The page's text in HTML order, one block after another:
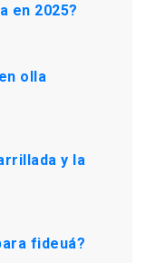
en 2025?
olla
y la
fideuá?